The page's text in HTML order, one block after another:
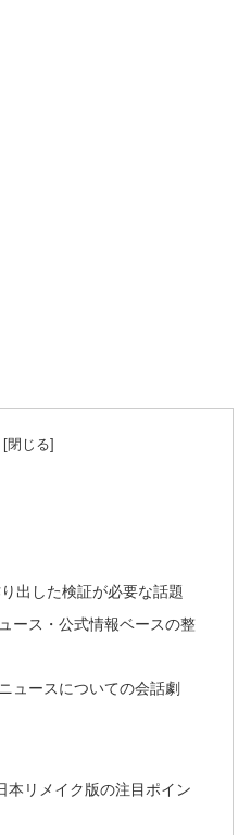
出した検証が必要な話題
ース・公式情報ベースの整
ュースについての会話劇
本リメイク版の注目ポイン